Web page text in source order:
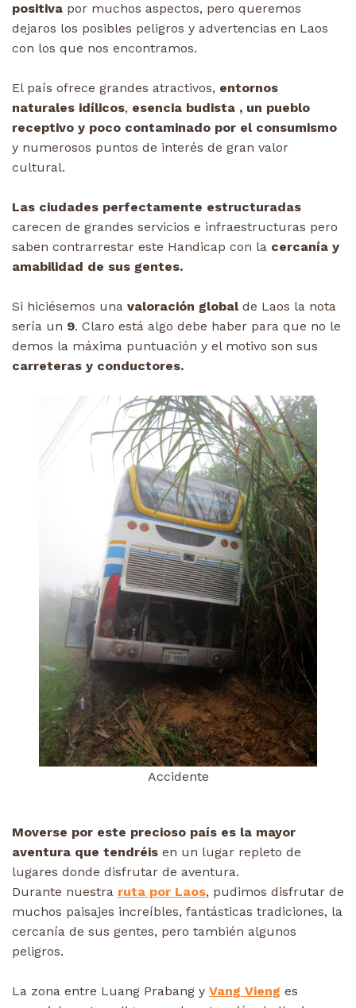
positiva por muchos aspectos, pero queremos
dejaros los posibles peligros y advertencias en Laos
con los que nos encontramos.
El país ofrece grandes atractivos, entornos
naturales idílicos, esencia budista , un pueblo
receptivo y poco contaminado por el consumismo
y numerosos puntos de interés de gran valor
cultural.
Las ciudades perfectamente estructuradas
carecen de grandes servicios e infraestructuras pero
saben contrarrestar este Handicap con la cercanía y
amabilidad de sus gentes.
Si hiciésemos una valoración globalde Laos la nota
sería un 9. Claro está algo debe haber para que no le
demos la máxima puntuación y el motivo son sus
carreteras y conductores.
Accidente
Moverse por este precioso país es la mayor
aventura que tendréis en un lugar repleto de
lugares donde disfrutar de aventura.
Durante nuestra ruta por Laos, pudimos disfrutar de
muchos paisajes increíbles, fantásticas tradiciones, la
cercanía de sus gentes, pero también algunos
peligros.
La zona entre Luang Prabang y Vang Vieng es